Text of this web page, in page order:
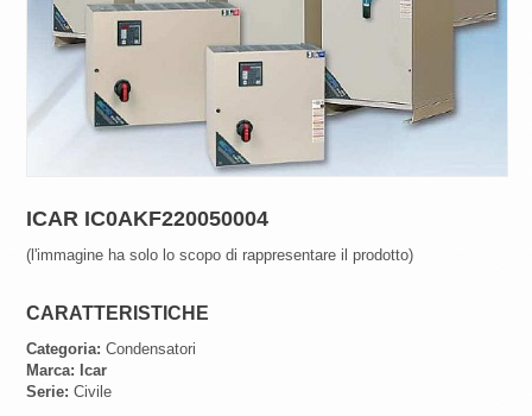
ICAR IC0AKF220050004
(l'immagine ha solo lo scopo di rappresentare il prodotto)
CARATTERISTICHE
Categoria: Condensatori
Marca: Icar
Serie: Civile